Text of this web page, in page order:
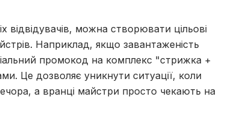
відвідувачів, можна створювати цільові
Наприклад, якщо завантаженість
промокод на комплекс "стрижка +
Це дозволяє уникнути ситуації, коли
а вранці майстри просто чекають на